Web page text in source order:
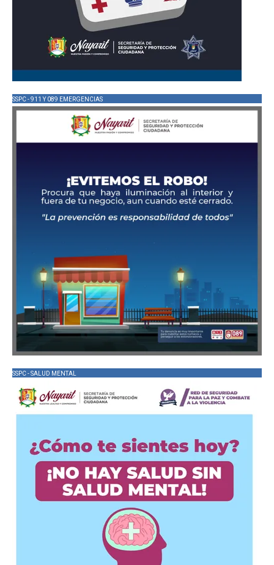
SSPC - 911 Y 089 EMERGENCIAS
SSPC - SALUD MENTAL